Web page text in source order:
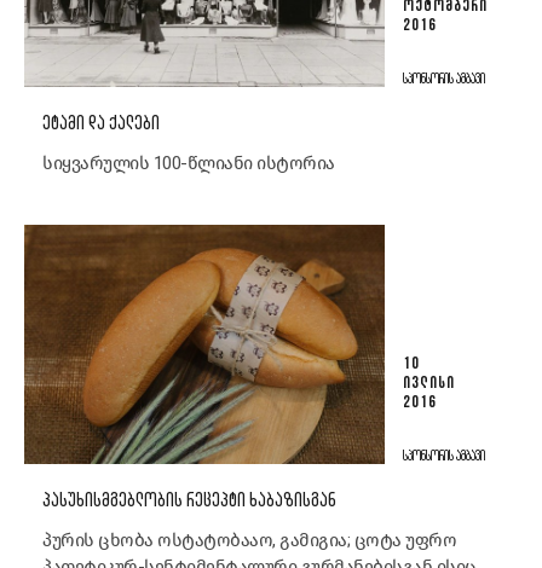
ᲝᲥᲢᲝᲛᲑᲔᲠᲘ
2016
ᲡᲞᲝᲜᲡᲝᲠᲘᲡ ᲐᲛᲑᲐᲕᲘ
ᲔᲢᲐᲛᲘ ᲓᲐ ᲥᲐᲚᲔᲑᲘ
სიყვარულის 100-წლიანი ისტორია
10
ᲘᲕᲚᲘᲡᲘ
2016
ᲡᲞᲝᲜᲡᲝᲠᲘᲡ ᲐᲛᲑᲐᲕᲘ
ᲞᲐᲡᲣᲮᲘᲡᲛᲒᲔᲑᲚᲝᲑᲘᲡ ᲠᲔᲪᲔᲞᲢᲘ ᲮᲐᲑᲐᲖᲘᲡᲒᲐᲜ
პურის ცხობა ოსტატობააო, გამიგია; ცოტა უფრო